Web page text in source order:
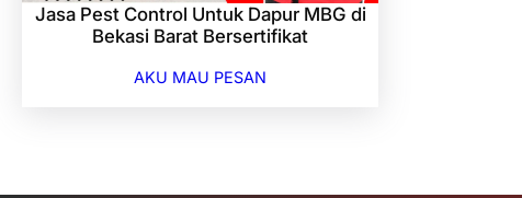
Jasa Pest Control Untuk Dapur MBG di
Bekasi Barat Bersertifikat
AKU MAU PESAN